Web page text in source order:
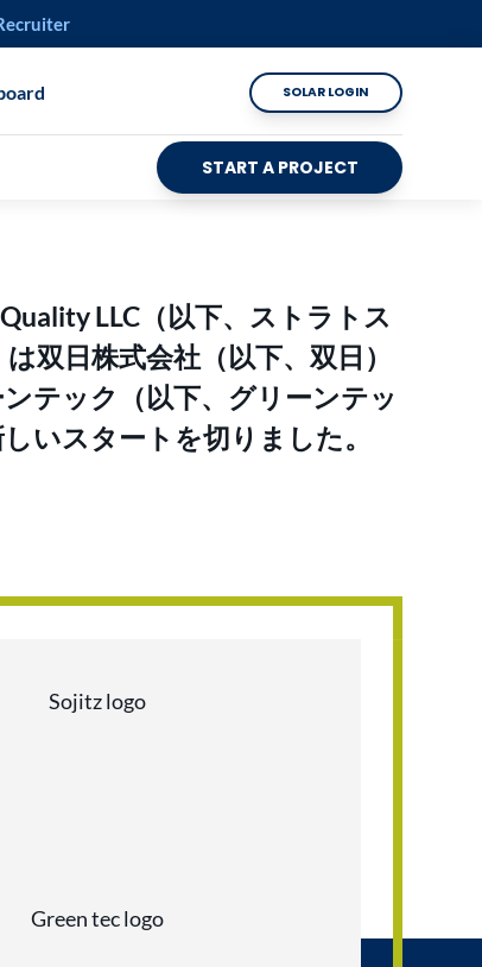
SOLAR LOGIN
START A PROJECT
LLC（以下、ストラトス
双日株式会社（以下、双日）
テック（以下、グリーンテッ
いスタートを切りました。